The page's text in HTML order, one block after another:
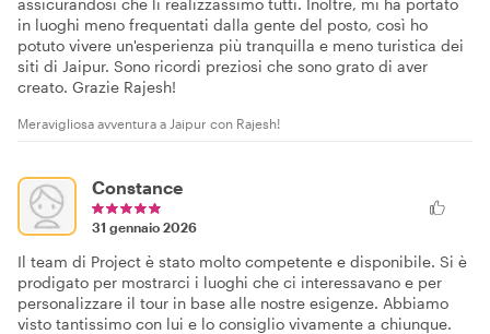
in luoghi meno frequentati dalla gente del posto, così ho
potuto vivere un'esperienza più tranquilla e meno turistica dei
siti di Jaipur. Sono ricordi preziosi che sono grato di aver
creato. Grazie Rajesh!
Meravigliosa avventura a Jaipur con Rajesh!
Constance
31 gennaio 2026
Il team di Project è stato molto competente e disponibile. Si è
prodigato per mostrarci i luoghi che ci interessavano e per
personalizzare il tour in base alle nostre esigenze. Abbiamo
visto tantissimo con lui e lo consiglio vivamente a chiunque.